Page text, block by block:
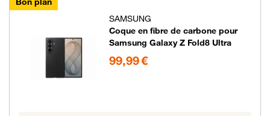
SAMSUNG
Coque en fibre de carbone pour
Samsung Galaxy Z Fold8 Ultra
99,99 €